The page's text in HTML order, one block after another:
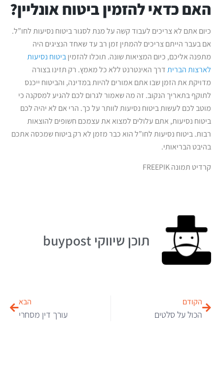
האם כדאי להזמין ביטוח אונליין?
כיום אתם לא צריכים לעבוד קשה על מנת לסגור ביטוח נסיעות לחו”ל.
אם בעבר הייתם צריכים להמתין זמן רב עד שאחד הנציגים היה
מתפנה אליכם, כיום המציאות שונה. תוכלו להזמיןביטוח נסיעות
לארצות הבריתדרך האינטרנט ללא כל מאמץ. רק תזינו בצורה
מדויקת את הזמן שבו אתם אמורים להיות במדינה, והביטוח ייכנס
לתוקף בתאריך הנקוב. זה מה שאמור לגרום לכם להגיע למסקנה כי
מוטב לכם לעשות ביטוח נסיעות לוותר על כך. הרי אם לא יהיה לכם
ביטוח נסיעות, אתם עלולים למצוא את עצמכם חשופים להוצאות
רבות. ביטוח נסיעות לחו”ל הוא כבר מזמן לא רק ביטוח שמכסה אתכם
בהיבט הבריאותי.
קרדיט תמונה FREEPIK
תוכן שיווקי buypost
הקודם
הכול על סלטים
הבא
עורך דין מסחרי